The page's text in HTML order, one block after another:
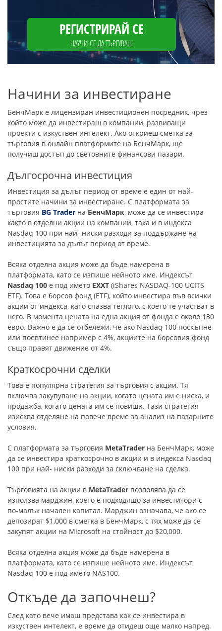
РЕГИСТРИРАЙ СЕ
НАУЧИ СЕ ДА ТЪРГУВАШ
Начини за инвестиране
БенчМарк е лицензиран инвестиционен посредник, чрез
който може да инвестираш в компании, развиващи
проекти с изкуствен интелект. Ако откриеш сметка за
търговия в онлайн платформите на БенчМарк, ще
получиш достъп до световните финансови пазари.
Дългосрочна инвестиция
Инвестиция за дълъг период от време е един от най-
простите начини за инвестиране. С платформата за
търговия BG Trader на БенчМарк, може да се инвестира
както в отделни акции на компании, така и в индекса
Nasdaq 100 при най- ниски разходи за поддържане на
инвестицията за дълъг период от време.
Всяка отделна акция може да бъде намерена в
платформата, като се изпише нейното име. Индексът
Nasdaq 100 е под името EXXT (iShares NASDAQ-100 UCITS
ETF). Това е борсов фонд (ETF), който инвестира във всички
акции от индекса, като спазва теглото, с което те участват в
него. В момента цената на една акция от фонда е около 130
евро. Важно е да се отбележи, че ако Nasdaq 100 поскъпне
или поевтинее например с 4%, акциите на борсовия фонд
също правят движение от 4%.
Краткосрочни сделки
Това е популярна стратегия за търговия с акции. Тя
включва закупуване на акции, когато цената им е ниска, и
продажба, когато цената им се повиши. Тази стратегия
изисква отделяне на повече време за анализ на пазарните
условия.
С платформата за търговия MetaTrader на БенчМарк, може
да се инвестира краткосрочно в акции и в индекса Nasdaq
100 при най- ниски разходи за сключване на сделка.
Търговията на акции в MetaTrader позволява да се
използва марджин, което е подходящо за инвеститори с
по-малък начален капитал. Марджин означава, че ако се
депозират $1,000 в сметка в БенчМарк, с тях може да се
закупят акции на Microsoft на стойност до $20,000.
Всяка отделна акция може да бъде намерена в
платформата, като се изпише нейното име. Индексът
Nasdaq 100 е под името NAS100.
Откъде да започнеш?
След като вече имаш представа как се инвестира в
изкуствен интелект, е време да отидеш още малко напред.